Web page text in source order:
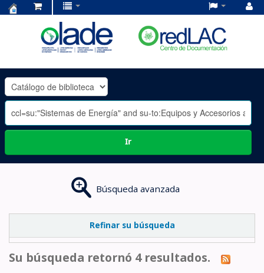
OLADE
-
Ir
Búsqueda avanzada
Refinar su búsqueda
Su búsqueda retornó 4 resultados.